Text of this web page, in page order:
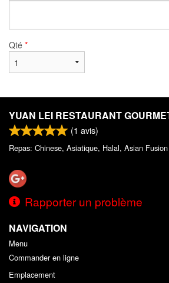
Qté *
YUAN LEI RESTAURANT
(1 avis)
Repas: Chinese, Asiatique, Halal, Asian
Rapporter un problème
NAVIGATION
Menu
Commander en ligne
Emplacement